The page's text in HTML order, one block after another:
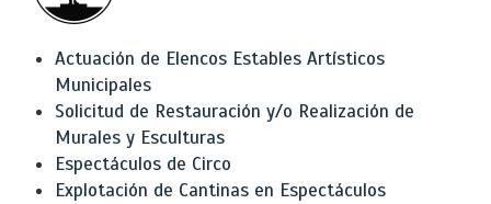
Actuación de Elencos Estables Artísticos
Municipales
Solicitud de Restauración y/o Realización de
Murales y Esculturas
Espectáculos de Circo
Explotación de Cantinas en Espectáculos